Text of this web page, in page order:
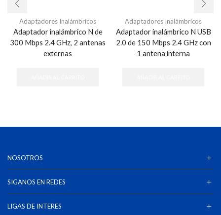
Adaptadores Inalámbricos
Adaptador inalámbrico N de
300 Mbps 2.4 GHz, 2 antenas
externas
Adaptadores Inalámbricos
Adaptador inalámbrico N USB
2.0 de 150 Mbps 2.4 GHz con
1 antena interna
NOSOTROS
SIGANOS EN REDES
LIGAS DE INTERES